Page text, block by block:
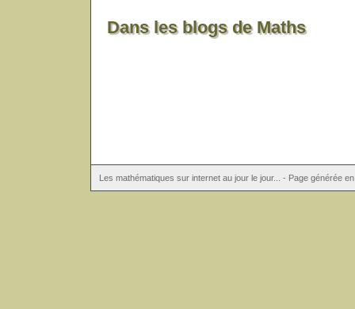
Dans les blogs de Maths
Les mathématiques sur internet au jour le jour... - Page générée